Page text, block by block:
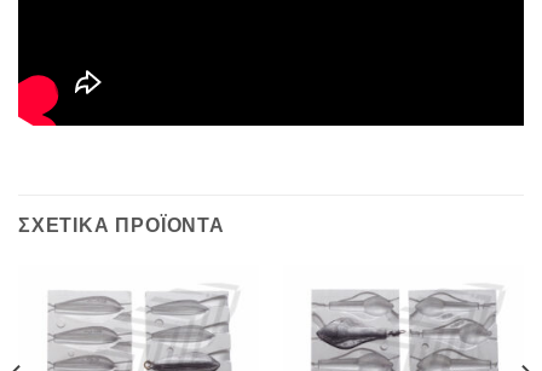
ΣΧΕΤΙΚΆ ΠΡΟΪΌΝΤΑ